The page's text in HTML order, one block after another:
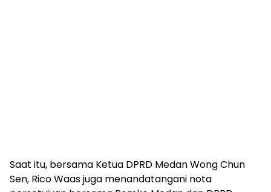
Saat itu, bersama Ketua DPRD Medan Wong Chun
Sen, Rico Waas juga menandatangani nota